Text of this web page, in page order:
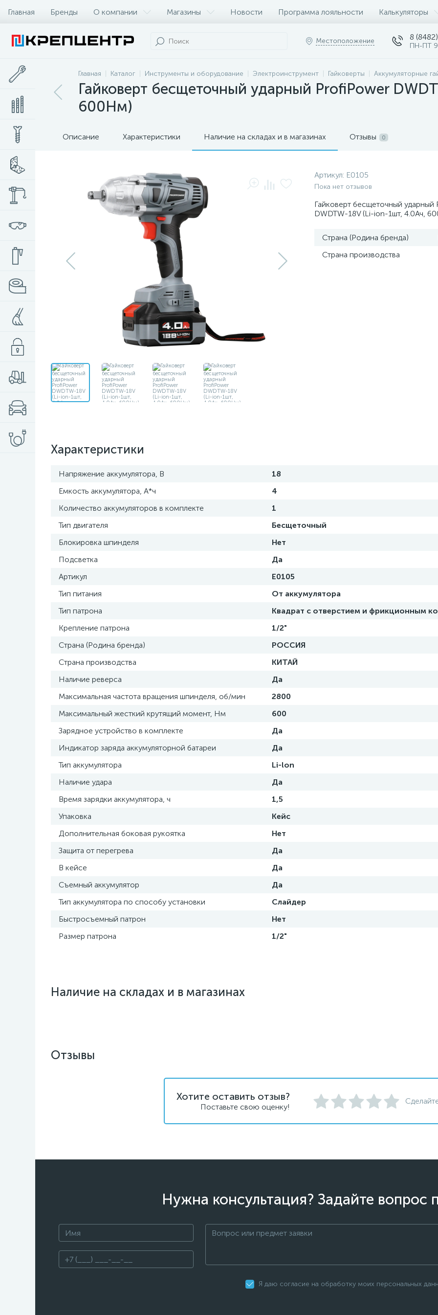
Главная Бренды О компании Магазины Новости Программа лояльности Калькуляторы
Местоположение 8 (8482)
ПН-ПТ
Главная Каталог Инструменты и оборудование Электроинструмент Гайковерты Аккумуляторные
Гайковерт бесщеточный ударный ProfiPower
600Нм)
Описание Характеристики Наличие на складах и в магазинах Отзывы 0
Артикул: E0105
Пока нет отзывов
Гайковерт бесщеточный ударный
DWDTW-18V (Li-ion-1шт, 4.0Ач,
Страна (Родина бренда)
Страна производства
Характеристики
Напряжение аккумулятора, В
18
Емкость аккумулятора, А*ч
4
Количество аккумуляторов в комплекте
1
Тип двигателя
Бесщеточный
Блокировка шпинделя
Нет
Подсветка
Да
Артикул
E0105
Тип питания
От аккумулятора
Тип патрона
Квадрат с отверстием и фрикционным
Крепление патрона
1/2"
Страна (Родина бренда)
РОССИЯ
Страна производства
КИТАЙ
Наличие реверса
Да
Максимальная частота вращения шпинделя, об/мин
2800
Максимальный жесткий крутящий момент, Нм
600
Зарядное устройство в комплекте
Да
Индикатор заряда аккумуляторной батареи
Да
Тип аккумулятора
Li-lon
Наличие удара
Да
Время зарядки аккумулятора, ч
1,5
Упаковка
Кейс
Дополнительная боковая рукоятка
Нет
Защита от перегрева
Да
В кейсе
Да
Съемный аккумулятор
Да
Тип аккумулятора по способу установки
Слайдер
Быстросъемный патрон
Нет
Размер патрона
1/2"
Наличие на складах и в магазинах
Отзывы
Хотите оставить отзыв?
Поставьте свою оценку!
Нужна консультация? Задайте вопрос
Я даю согласие на обработку моих персональных